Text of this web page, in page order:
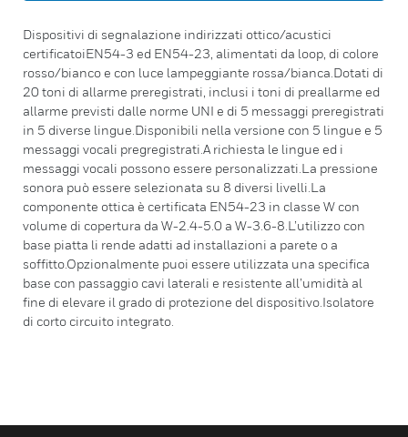
Dispositivi di segnalazione indirizzati ottico/acustici
certificatoiEN54-3 ed EN54-23, alimentati da loop, di colore
rosso/bianco e con luce lampeggiante rossa/bianca.Dotati di
20 toni di allarme preregistrati, inclusi i toni di preallarme ed
allarme previsti dalle norme UNI e di 5 messaggi preregistrati
in 5 diverse lingue.Disponibili nella versione con 5 lingue e 5
messaggi vocali pregregistrati.A richiesta le lingue ed i
messaggi vocali possono essere personalizzati.La pressione
sonora può essere selezionata su 8 diversi livelli.La
componente ottica è certificata EN54-23 in classe W con
volume di copertura da W-2.4-5.0 a W-3.6-8.L’utilizzo con
base piatta li rende adatti ad installazioni a parete o a
soffitto.Opzionalmente puoi essere utilizzata una specifica
base con passaggio cavi laterali e resistente all’umidità al
fine di elevare il grado di protezione del dispositivo.Isolatore
di corto circuito integrato.